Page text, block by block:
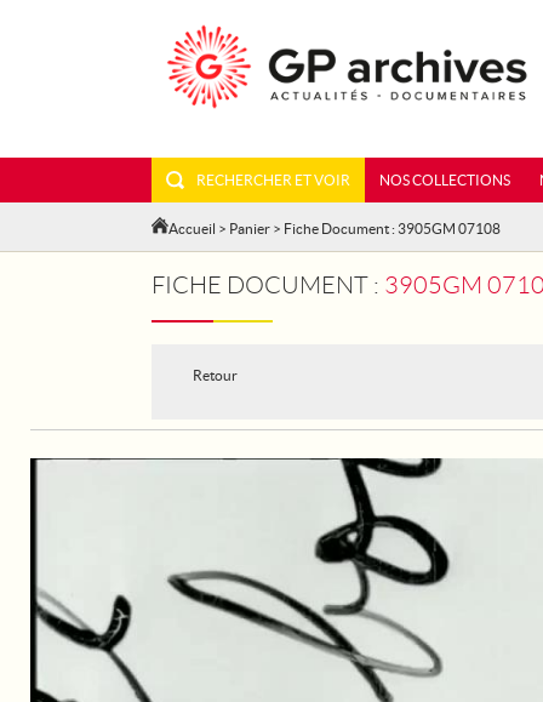
RECHERCHER ET VOIR NOS COLLECTIONS
Accueil > Panier > Fiche Document : 3905GM 07108
FICHE DOCUMENT : 3905GM 07108 -
Retour